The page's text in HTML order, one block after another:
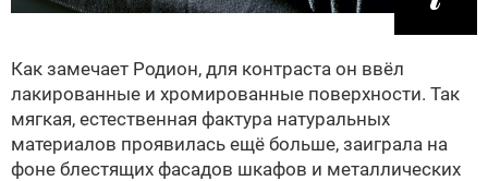
Как замечает Родион, для контраста он ввёл
лакированные и хромированные поверхности. Так
мягкая, естественная фактура натуральных
материалов проявилась ещё больше, заиграла на
фоне блестящих фасадов шкафов и металлических